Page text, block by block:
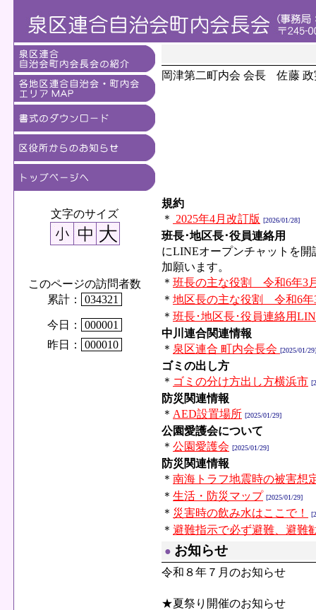
文字のサイズ
このページの訪問者数
累計：
034321
今日：
000001
昨日：
000010
岡津第二町内会 会長 佐藤 政
規約
＊ 2025年4月改訂版 [2026/01/28]
班長･地区長･役員連絡用
にLINEオープンチャットを
加願います。
＊ 班長の主な役割 令和6年3
＊ 地区長の主な役割 令和6年
＊ 班長･地区長･役員連絡用
中川連合関連情報
＊ 泉区連合 町内会長会 [2025/01/29]
ゴミの出し方
＊ ゴミの分け方出し方横浜市
防災関連情報
＊ AED設置場所 [2025/01/29]
公園愛護会について
＊ 公園愛護会 [2025/01/29]
防災関連情報
＊ 南海トラフ地震時の被害
＊ 生活・防災マップ [2025/01/29]
＊ 災害時の飲み水はここで！
＊ 避難指示で必ず避難、避難
● お知らせ
令和８年７月のお知らせ
★夏祭り開催のお知らせ